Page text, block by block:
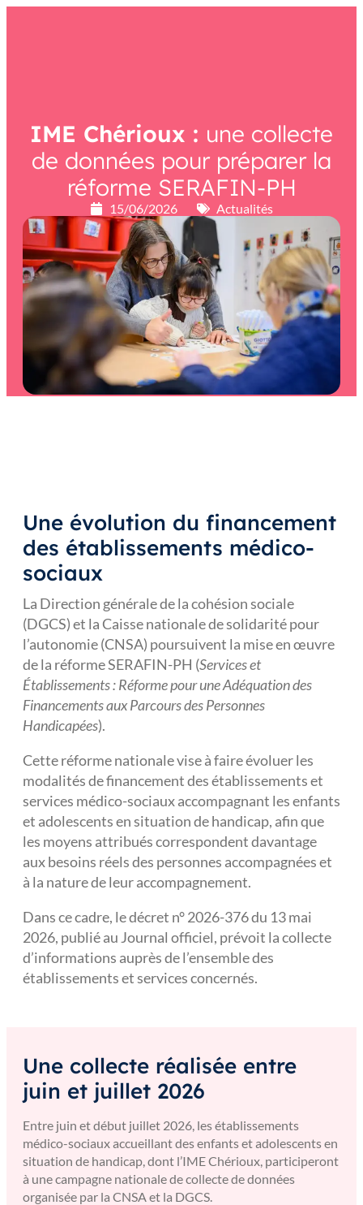
contenu
IME Chérioux : une collecte
de données pour préparer la
réforme SERAFIN-PH
15/06/2026 Actualités
Une évolution du financement
des établissements médico-
sociaux
La Direction générale de la cohésion sociale
(DGCS) et la Caisse nationale de solidarité pour
l’autonomie (CNSA) poursuivent la mise en œuvre
de la réforme SERAFIN-PH (Services et
Établissements : Réforme pour une Adéquation des
Financements aux Parcours des Personnes
Handicapées).
Cette réforme nationale vise à faire évoluer les
modalités de financement des établissements et
services médico-sociaux accompagnant les enfants
et adolescents en situation de handicap, afin que
les moyens attribués correspondent davantage
aux besoins réels des personnes accompagnées et
à la nature de leur accompagnement.
Dans ce cadre, le décret n° 2026-376 du 13 mai
2026, publié au Journal officiel, prévoit la collecte
d’informations auprès de l’ensemble des
établissements et services concernés.
Une collecte réalisée entre
juin et juillet 2026
Entre juin et début juillet 2026, les établissements
médico-sociaux accueillant des enfants et adolescents en
situation de handicap, dont l’IME Chérioux, participeront
à une campagne nationale de collecte de données
organisée par la CNSA et la DGCS.